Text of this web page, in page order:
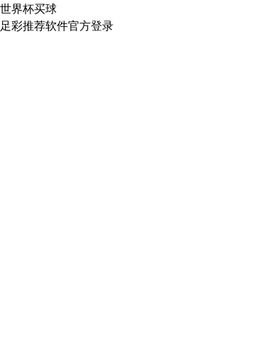
世界杯买球
足彩推荐软件官方登录